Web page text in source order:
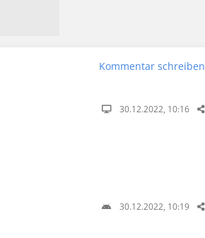
Kommentar schreiben
30.12.2022, 10:16
30.12.2022, 10:19